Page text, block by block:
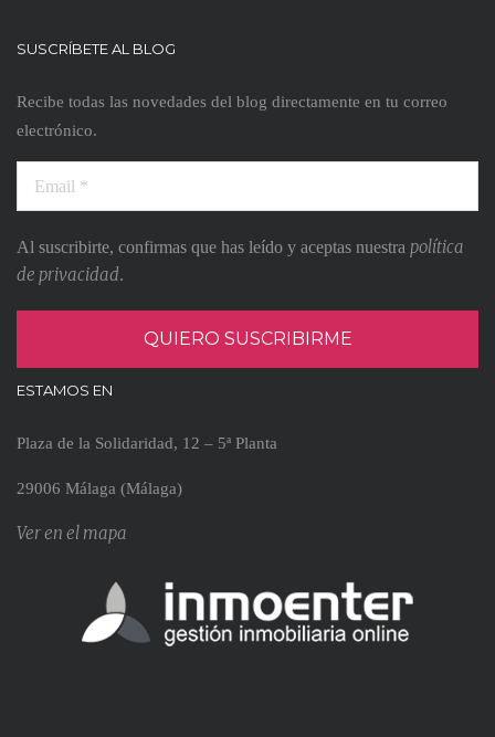
SUSCRÍBETE AL BLOG
Recibe todas las novedades del blog directamente en tu correo
electrónico.
Al suscribirte, confirmas que has leído y aceptas nuestra política
de privacidad.
ESTAMOS EN
Plaza de la Solidaridad, 12 – 5ª Planta
29006 Málaga (Málaga)
Ver en el mapa